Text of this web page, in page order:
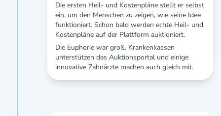
Die ersten Heil- und Kostenpläne stellt er selbst
ein, um den Menschen zu zeigen, wie seine Idee
funktioniert. Schon bald werden echte Heil- und
Kostenpläne auf der Plattform auktioniert.
Die Euphorie war groß. Krankenkassen
unterstützen das Auktionsportal und einige
innovative Zahnärzte machen auch gleich mit.